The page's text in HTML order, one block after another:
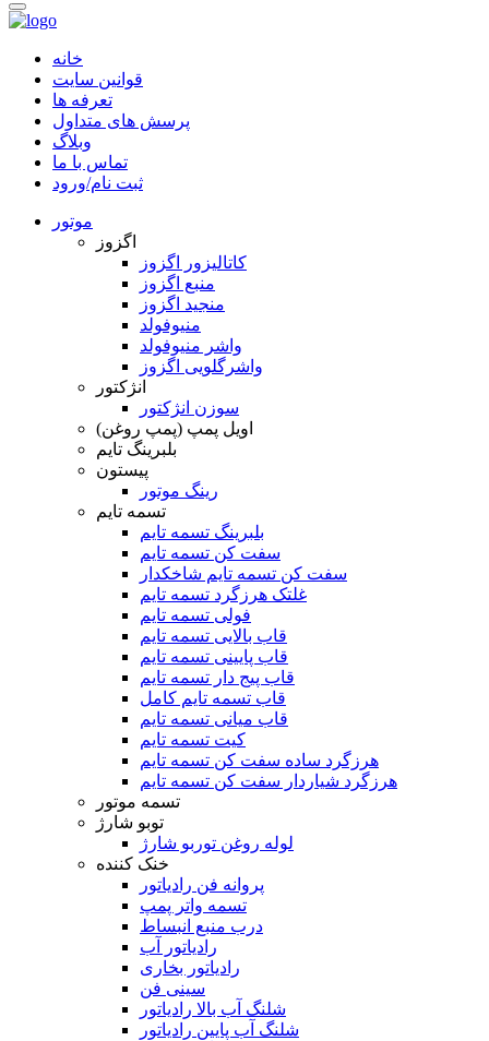
خانه
قوانین سایت
تعرفه ها
پرسش های متداول
وبلاگ
تماس با ما
ثبت نام/ورود
موتور
اگزوز
کاتالیزور اگزوز
منبع اگزوز
منجید اگزوز
منیوفولد
واشر منیوفولد
واشرگلویی اگزوز
انژکتور
سوزن انژکتور
اویل پمپ (پمپ روغن)
بلبرینگ تایم
پیستون
رینگ موتور
تسمه تایم
بلبرینگ تسمه تایم
سفت کن تسمه تایم
سفت کن تسمه تایم شاخکدار
غلتک هرزگرد تسمه تایم
فولی تسمه تایم
قاب بالایی تسمه تایم
قاب پایینی تسمه تایم
قاب پیج دار تسمه تایم
قاب تسمه تایم کامل
قاب میانی تسمه تایم
کیت تسمه تایم
هرزگرد ساده سفت کن تسمه تایم
هرزگرد شیاردار سفت کن تسمه تایم
تسمه موتور
توبو شارژ
لوله روغن توربو شارژ
خنک کننده
پروانه فن رادیاتور
تسمه واتر پمپ
درب منبع انبساط
رادیاتور آب
رادیاتور بخاری
سینی فن
شلنگ آب بالا رادیاتور
شلنگ آب پایین رادیاتور